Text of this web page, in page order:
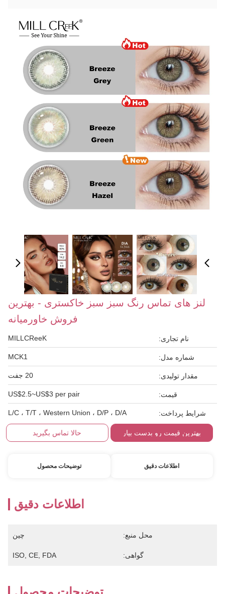
لنز های تماس رنگ سبز سبز خاکستری - بهترین
فروش خاورمیانه
نام تجاری: MILLCReeK
شماره مدل: MCK1
مقدار تولیدی: 20 جفت
قیمت: US$2.5~US$3 per pair
شرایط پرداخت: L/C ، T/T ، Western Union ، D/P ، D/A
بهترین قیمت رو بدست بیار حالا تماس بگیرید
اطلاعات دقیق توضیحات محصول
اطلاعات دقیق
محل منبع: چین
گواهی: ISO, CE, FDA